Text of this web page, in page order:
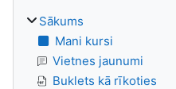
Sākums
Mani kursi
Vietnes jaunumi
Buklets kā rīkoties